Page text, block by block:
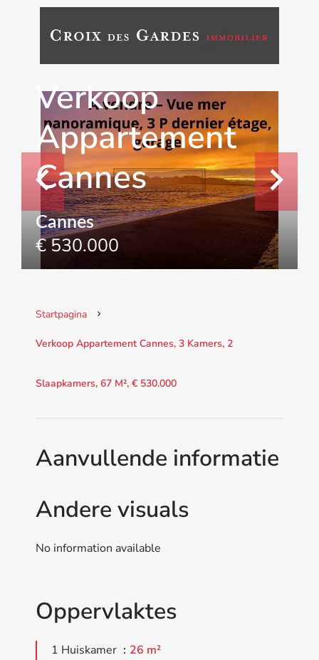
Verkoop
Appartement
Cannes
Cannes
€ 530.000
Startpagina
Verkoop Appartement Cannes, 3 Kamers, 2
Slaapkamers, 67 M², € 530.000
Aanvullende informatie
Andere visuals
No information available
Oppervlaktes
1 Huiskamer
26 m²